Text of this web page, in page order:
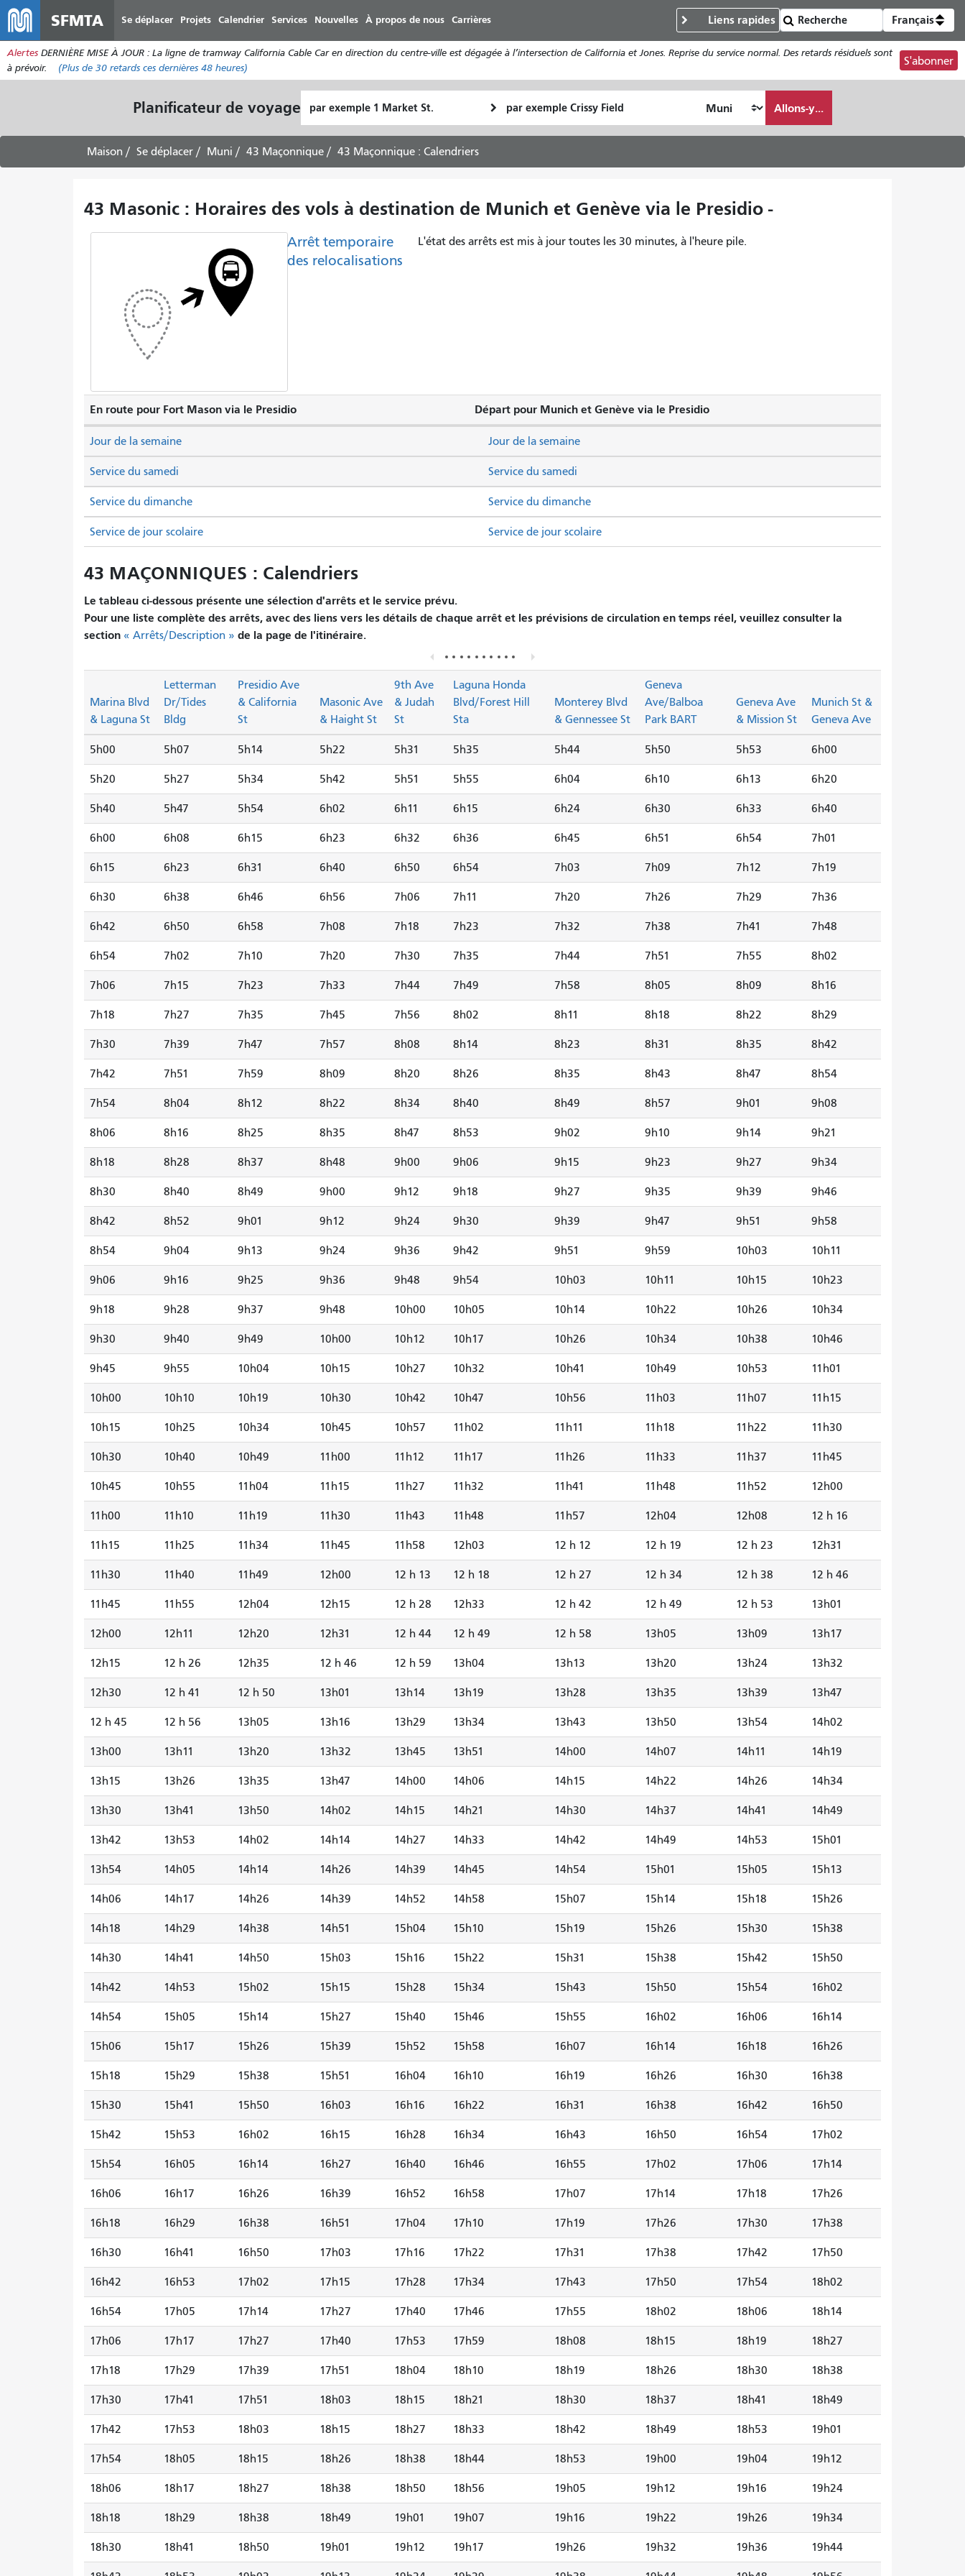
au
contenu
principal
SFMTA Se déplacer Projets Calendrier Services Nouvelles À propos de nous Carrières Liens rapides Français
Alertes DERNIÈRE MISE À JOUR : La ligne de tramway California Cable Car en direction du centre-ville est dégagée à l’intersection de California et Jones. Reprise du service normal. Des retards résiduels sont
à prévoir.
(Plus de 30 retards ces dernières 48 heures)
S'abonner
Planificateur de voyage de
départ
final
Comment
je
voyager
Allons-y...
Maison Se déplacer Muni 43 Maçonnique 43 Maçonnique : Calendriers
43 Masonic : Horaires des vols à destination de Munich et Genève via le Presidio -
Arrêt temporaire
des relocalisations
L'état des arrêts est mis à jour toutes les 30 minutes, à l'heure pile.
En route pour Fort Mason via le Presidio Départ pour Munich et Genève via le Presidio
Service du samedi Service du samedi
Service du dimanche Service du dimanche
Jour de la semaine Jour de la semaine
Service de jour scolaire Service de jour scolaire
43 MAÇONNIQUES : Calendriers
Le tableau ci-dessous présente une sélection d'arrêts et le service prévu.
Pour une liste complète des arrêts, avec des liens vers les détails de chaque arrêt et les prévisions de circulation en temps réel, veuillez consulter la
section « Arrêts/Description » de la page de l'itinéraire.
Marina Blvd
& Laguna St
Letterman
Dr/Tides
Bldg
Presidio Ave
& California
St
Masonic Ave
& Haight St
9th Ave
& Judah
St
Laguna Honda
Blvd/Forest Hill
Sta
Monterey Blvd
& Gennessee St
Geneva
Ave/Balboa
Park BART
Geneva Ave
& Mission St
Munich St &
Geneva Ave
5h00 5h07 5h14 5h22 5h31 5h35 5h44 5h50 5h53 6h00
5h20 5h27 5h34 5h42 5h51 5h55 6h04 6h10 6h13 6h20
5h40 5h47 5h54 6h02 6h11 6h15 6h24 6h30 6h33 6h40
6h00 6h08 6h15 6h23 6h32 6h36 6h45 6h51 6h54 7h01
6h15 6h23 6h31 6h40 6h50 6h54 7h03 7h09 7h12 7h19
6h30 6h38 6h46 6h56 7h06 7h11 7h20 7h26 7h29 7h36
6h42 6h50 6h58 7h08 7h18 7h23 7h32 7h38 7h41 7h48
6h54 7h02 7h10 7h20 7h30 7h35 7h44 7h51 7h55 8h02
7h06 7h15 7h23 7h33 7h44 7h49 7h58 8h05 8h09 8h16
7h18 7h27 7h35 7h45 7h56 8h02 8h11 8h18 8h22 8h29
7h30 7h39 7h47 7h57 8h08 8h14 8h23 8h31 8h35 8h42
7h42 7h51 7h59 8h09 8h20 8h26 8h35 8h43 8h47 8h54
7h54 8h04 8h12 8h22 8h34 8h40 8h49 8h57 9h01 9h08
8h06 8h16 8h25 8h35 8h47 8h53 9h02 9h10 9h14 9h21
8h18 8h28 8h37 8h48 9h00 9h06 9h15 9h23 9h27 9h34
8h30 8h40 8h49 9h00 9h12 9h18 9h27 9h35 9h39 9h46
8h42 8h52 9h01 9h12 9h24 9h30 9h39 9h47 9h51 9h58
8h54 9h04 9h13 9h24 9h36 9h42 9h51 9h59 10h03 10h11
9h06 9h16 9h25 9h36 9h48 9h54 10h03 10h11 10h15 10h23
9h18 9h28 9h37 9h48 10h00 10h05 10h14 10h22 10h26 10h34
9h30 9h40 9h49 10h00 10h12 10h17 10h26 10h34 10h38 10h46
9h45 9h55 10h04 10h15 10h27 10h32 10h41 10h49 10h53 11h01
10h00 10h10 10h19 10h30 10h42 10h47 10h56 11h03 11h07 11h15
10h15 10h25 10h34 10h45 10h57 11h02 11h11 11h18 11h22 11h30
10h30 10h40 10h49 11h00 11h12 11h17 11h26 11h33 11h37 11h45
10h45 10h55 11h04 11h15 11h27 11h32 11h41 11h48 11h52 12h00
11h00 11h10 11h19 11h30 11h43 11h48 11h57 12h04 12h08 12 h 16
11h15 11h25 11h34 11h45 11h58 12h03 12 h 12 12 h 19 12 h 23 12h31
11h30 11h40 11h49 12h00 12 h 13 12 h 18 12 h 27 12 h 34 12 h 38 12 h 46
11h45 11h55 12h04 12h15 12 h 28 12h33 12 h 42 12 h 49 12 h 53 13h01
12h00 12h11 12h20 12h31 12 h 44 12 h 49 12 h 58 13h05 13h09 13h17
12h15 12 h 26 12h35 12 h 46 12 h 59 13h04 13h13 13h20 13h24 13h32
12h30 12 h 41 12 h 50 13h01 13h14 13h19 13h28 13h35 13h39 13h47
12 h 45 12 h 56 13h05 13h16 13h29 13h34 13h43 13h50 13h54 14h02
13h00 13h11 13h20 13h32 13h45 13h51 14h00 14h07 14h11 14h19
13h15 13h26 13h35 13h47 14h00 14h06 14h15 14h22 14h26 14h34
13h30 13h41 13h50 14h02 14h15 14h21 14h30 14h37 14h41 14h49
13h42 13h53 14h02 14h14 14h27 14h33 14h42 14h49 14h53 15h01
13h54 14h05 14h14 14h26 14h39 14h45 14h54 15h01 15h05 15h13
14h06 14h17 14h26 14h39 14h52 14h58 15h07 15h14 15h18 15h26
14h18 14h29 14h38 14h51 15h04 15h10 15h19 15h26 15h30 15h38
14h30 14h41 14h50 15h03 15h16 15h22 15h31 15h38 15h42 15h50
14h42 14h53 15h02 15h15 15h28 15h34 15h43 15h50 15h54 16h02
14h54 15h05 15h14 15h27 15h40 15h46 15h55 16h02 16h06 16h14
15h06 15h17 15h26 15h39 15h52 15h58 16h07 16h14 16h18 16h26
15h18 15h29 15h38 15h51 16h04 16h10 16h19 16h26 16h30 16h38
15h30 15h41 15h50 16h03 16h16 16h22 16h31 16h38 16h42 16h50
15h42 15h53 16h02 16h15 16h28 16h34 16h43 16h50 16h54 17h02
15h54 16h05 16h14 16h27 16h40 16h46 16h55 17h02 17h06 17h14
16h06 16h17 16h26 16h39 16h52 16h58 17h07 17h14 17h18 17h26
16h18 16h29 16h38 16h51 17h04 17h10 17h19 17h26 17h30 17h38
16h30 16h41 16h50 17h03 17h16 17h22 17h31 17h38 17h42 17h50
16h42 16h53 17h02 17h15 17h28 17h34 17h43 17h50 17h54 18h02
16h54 17h05 17h14 17h27 17h40 17h46 17h55 18h02 18h06 18h14
17h06 17h17 17h27 17h40 17h53 17h59 18h08 18h15 18h19 18h27
17h18 17h29 17h39 17h51 18h04 18h10 18h19 18h26 18h30 18h38
17h30 17h41 17h51 18h03 18h15 18h21 18h30 18h37 18h41 18h49
17h42 17h53 18h03 18h15 18h27 18h33 18h42 18h49 18h53 19h01
17h54 18h05 18h15 18h26 18h38 18h44 18h53 19h00 19h04 19h12
18h06 18h17 18h27 18h38 18h50 18h56 19h05 19h12 19h16 19h24
18h18 18h29 18h38 18h49 19h01 19h07 19h16 19h22 19h26 19h34
18h30 18h41 18h50 19h01 19h12 19h17 19h26 19h32 19h36 19h44